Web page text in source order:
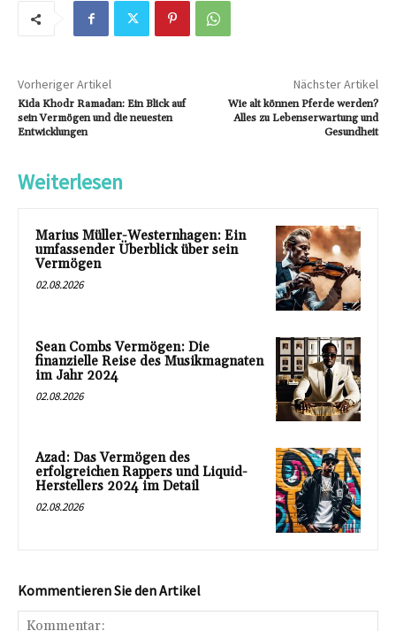
Vorheriger Artikel
Kida Khodr Ramadan: Ein Blick auf
sein Vermögen und die neuesten
Entwicklungen
Nächster Artikel
Wie alt können Pferde werden?
Alles zu Lebenserwartung und
Gesundheit
Weiterlesen
Marius Müller-Westernhagen: Ein
umfassender Überblick über sein
Vermögen
02.08.2026
Sean Combs Vermögen: Die
finanzielle Reise des Musikmagnaten
im Jahr 2024
02.08.2026
Azad: Das Vermögen des
erfolgreichen Rappers und Liquid-
Herstellers 2024 im Detail
02.08.2026
Kommentieren Sie den Artikel